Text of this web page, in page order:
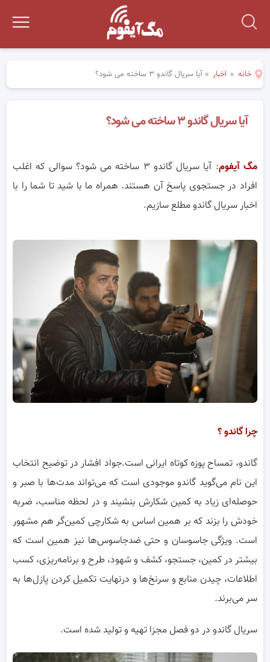
خانه » اخبار »آیا سریال گاندو ۳ ساخته می شود؟
آیا سریال گاندو ۳ ساخته می شود؟
مگ آیفوم
: آیا سریال گاندو ۳ ساخته می شود؟ سوالی که اغلب
افراد در جستجوی پاسخ آن هستند. همراه ما با شید تا شما را با
اخبار سریال گاندو مطلع سازیم.
چرا گاندو ؟
گاندو، تمساح پوزه کوتاه ایرانی است.جواد افشار در توضیح انتخاب
این نام می‌گوید گاندو موجودی است که می‌تواند مدت‌ها با صبر و
حوصله‌ای زیاد به کمین شکارش بنشیند و در لحظه مناسب، ضربه
خودش را بزند که بر همین اساس به شکارچی کمین‌گر هم مشهور
است. ویژگی جاسوسان و حتی ضدجاسوس‌ها نیز همین است که
بیشتر در کمین، جستجو، کشف و شهود، طرح و برنامه‌ریزی، کسب
اطلاعات، چیدن منابع و سرنخ‌ها و درنهایت تکمیل کردن پازل‌ها به
سر می‌برند.
سریال گاندو در دو فصل مجزا تهیه و تولید شده است.